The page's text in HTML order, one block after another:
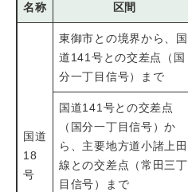
名称 区間
国道
18
号
東御市との境界から、国
道141号との交差点（国
分一丁目信号）まで
国道141号との交差点
（国分一丁目信号）か
ら、主要地方道小諸上田
線との交差点（常田三丁
目信号）まで